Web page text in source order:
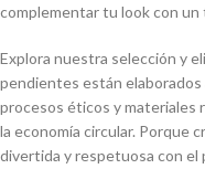
complementar tu look con
Explora nuestra selección y
pendientes están elaborados
procesos éticos y materiales
la economía circular. Porque
divertida y respetuosa con el